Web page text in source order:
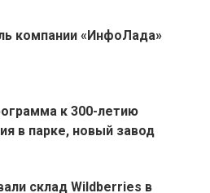
компании «ИнфоЛада»
к 300-летию
в парке, новый завод
склад Wildberries в